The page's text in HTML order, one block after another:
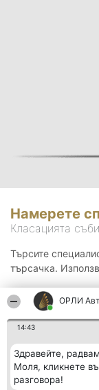
ОРЛИ
14:43
Здравейте,
Моля, кликнете
разговора!
Намерете
Класацията
Търсите
търсачка.